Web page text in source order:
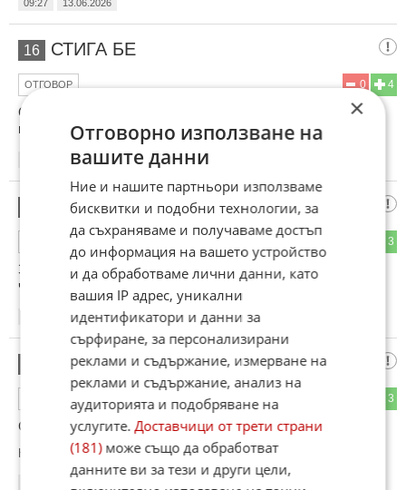
09:27 13.06.2026
16 СТИГА БЕ
4
0
ОТГОВОР
С вас или без вас,... няма никакво значение вече. АУТ от
всякъде
13.06.2026
Крумчо
3
ОТГОВОР
Зарежи баби политиката и котките, върни се на гейпарада,
чедо!
13.06.2026
Зарков, АГЪНЦЕ ВАКЛО
3
Сдавай Позитано 20 и хващайте гората
Коментиран от #29
×
Отговорно използване на
вашите данни
Ние и нашите партньори използваме
бисквитки и подобни технологии, за
да съхраняваме и получаваме достъп
до информация на вашето устройство
и да обработваме лични данни, като
вашия IP адрес, уникални
идентификатори и данни за
сърфиране, за персонализирани
реклами и съдържание, измерване на
реклами и съдържание, анализ на
аудиторията и подобряване на
услугите.Доставчици от трети страни
(181)може също да обработват
данните ви за тези и други цели,